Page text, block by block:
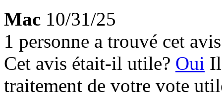
Mac 10/31/25
1 personne a trouvé cet
Cet avis était-il utile? Oui
traitement de votre vote